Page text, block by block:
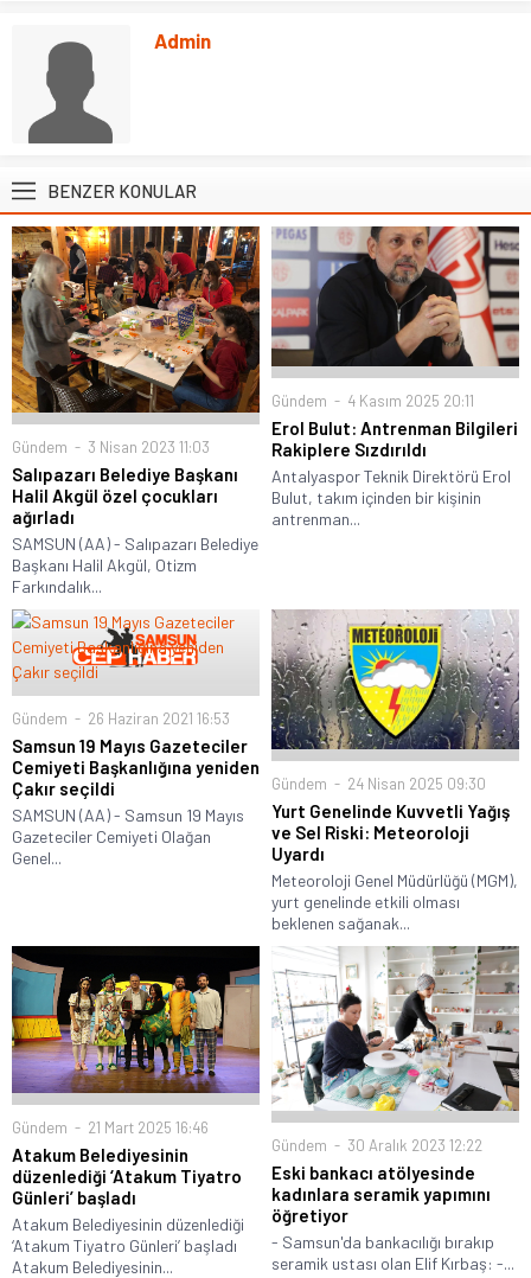
Admin
BENZER KONULAR
Gündem 3 Nisan 2023 11:03
Salıpazarı Belediye Başkanı
Halil Akgül özel çocukları
ağırladı
SAMSUN (AA) - Salıpazarı Belediye
Başkanı Halil Akgül, Otizm
Farkındalık...
Gündem 4 Kasım 2025 20:11
Erol Bulut: Antrenman Bilgileri
Rakiplere Sızdırıldı
Antalyaspor Teknik Direktörü Erol
Bulut, takım içinden bir kişinin
antrenman...
Gündem 26 Haziran 2021 16:53
Samsun 19 Mayıs Gazeteciler
Cemiyeti Başkanlığına yeniden
Çakır seçildi
SAMSUN (AA) - Samsun 19 Mayıs
Gazeteciler Cemiyeti Olağan
Genel...
Gündem 24 Nisan 2025 09:30
Yurt Genelinde Kuvvetli Yağış
ve Sel Riski: Meteoroloji
Uyardı
Meteoroloji Genel Müdürlüğü (MGM),
yurt genelinde etkili olması
beklenen sağanak...
Gündem 21 Mart 2025 16:46
Atakum Belediyesinin
düzenlediği ‘Atakum Tiyatro
Günleri’ başladı
Atakum Belediyesinin düzenlediği
‘Atakum Tiyatro Günleri’ başladı
Atakum Belediyesinin...
Gündem 30 Aralık 2023 12:22
Eski bankacı atölyesinde
kadınlara seramik yapımını
öğretiyor
- Samsun'da bankacılığı bırakıp
seramik ustası olan Elif Kırbaş: -...